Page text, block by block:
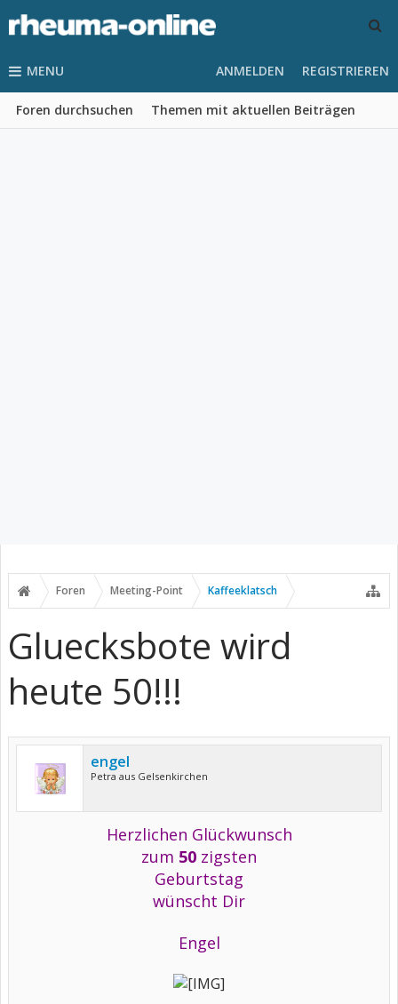
MENU
Foren durchsuchen Themen mit aktuellen Beiträgen
ANMELDEN REGISTRIEREN
Foren Meeting-Point Kaffeeklatsch
Gluecksbote wird
heute 50!!!
engel
Petra aus Gelsenkirchen
Herzlichen Glückwunsch
zum 50 zigsten
Geburtstag
wünscht Dir
Engel